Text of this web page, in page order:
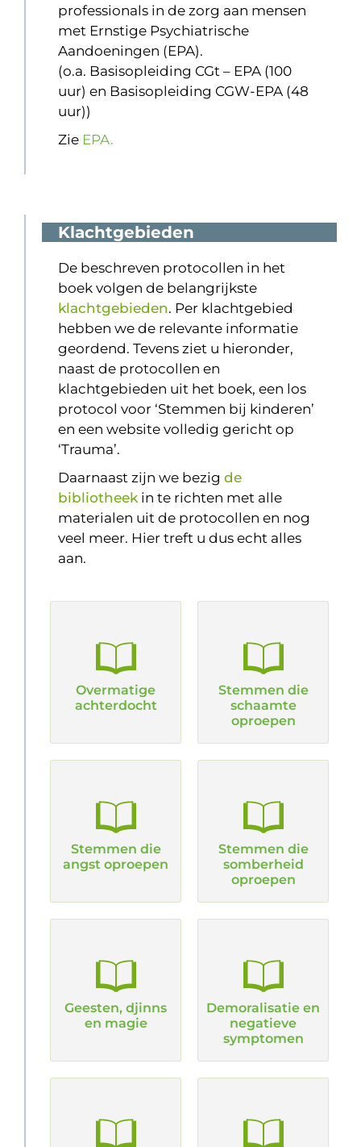
professionals in de zorg aan mensen
met Ernstige Psychiatrische
Aandoeningen (EPA).
(o.a. Basisopleiding CGt – EPA (100
uur) en Basisopleiding CGW-EPA (48
uur))
Zie EPA.
Klachtgebieden
De beschreven protocollen in het
boek volgen de belangrijkste
klachtgebieden. Per klachtgebied
hebben we de relevante informatie
geordend. Tevens ziet u hieronder,
naast de protocollen en
klachtgebieden uit het boek, een los
protocol voor ‘Stemmen bij kinderen’
en een website volledig gericht op
‘Trauma’.
Daarnaast zijn we bezig de
bibliotheekin te richten met alle
materialen uit de protocollen en nog
veel meer. Hier treft u dus echt alles
aan.
Overmatige
achterdocht
Stemmen die
schaamte
oproepen
Stemmen die
angst oproepen
Stemmen die
somberheid
oproepen
Geesten, djinns
en magie
Demoralisatie en
negatieve
symptomen